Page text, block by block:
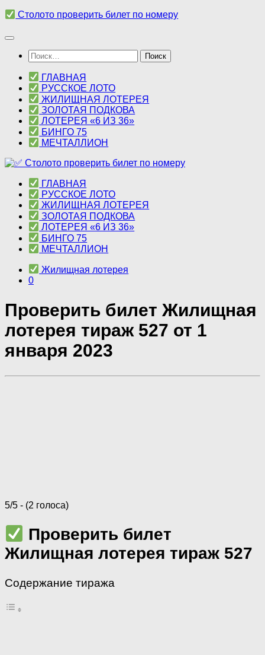
Перейти
содержимому
Столото проверить билет по номеру
Найти:
ГЛАВНАЯ
РУССКОЕ ЛОТО
ЖИЛИЩНАЯ ЛОТЕРЕЯ
ЗОЛОТАЯ ПОДКОВА
ЛОТЕРЕЯ «6 ИЗ 36»
БИНГО 75
МЕЧТАЛЛИОН
ГЛАВНАЯ
РУССКОЕ ЛОТО
ЖИЛИЩНАЯ ЛОТЕРЕЯ
ЗОЛОТАЯ ПОДКОВА
ЛОТЕРЕЯ «6 ИЗ 36»
БИНГО 75
МЕЧТАЛЛИОН
Жилищная лотерея
0
Проверить билет Жилищная
лотерея тираж 527 от 1
января 2023
5/5 - (2 голоса)
Проверить билет
Жилищная лотерея тираж 527
Содержание тиража